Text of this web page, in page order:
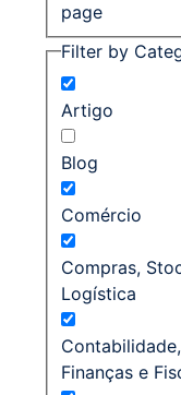
page
Filter by
Artigo
Blog
Comércio
Compras,
Logística
Contabilidade,
Finanças e